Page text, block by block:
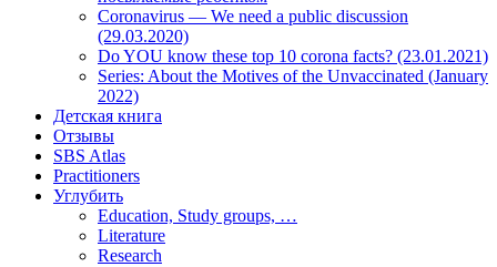
Coronavirus — We need a public discussion
(29.03.2020)
Do YOU know these top 10 corona facts? (23.01.2021)
Series: About the Motives of the Unvaccinated (January
2022)
Детская книга
Отзывы
SBS Atlas
Practitioners
Углубить
Education, Study groups, …
Literature
Research